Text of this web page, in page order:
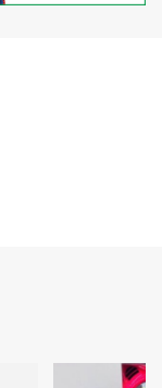
リシー
ップロード